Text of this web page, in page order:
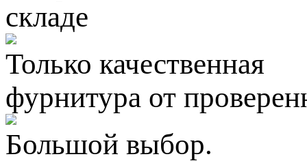
складе
Только качественная
фурнитура от
Большой выбор.